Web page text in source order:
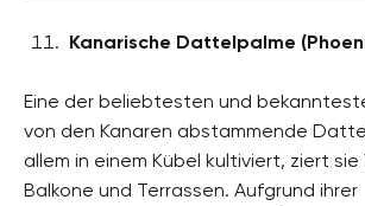
Kanarische Dattelpalme
Eine der beliebtesten und
von den Kanaren abstammende
allem in einem Kübel kultiviert, ziert sie
Balkone und Terrassen. Aufgrund ihrer